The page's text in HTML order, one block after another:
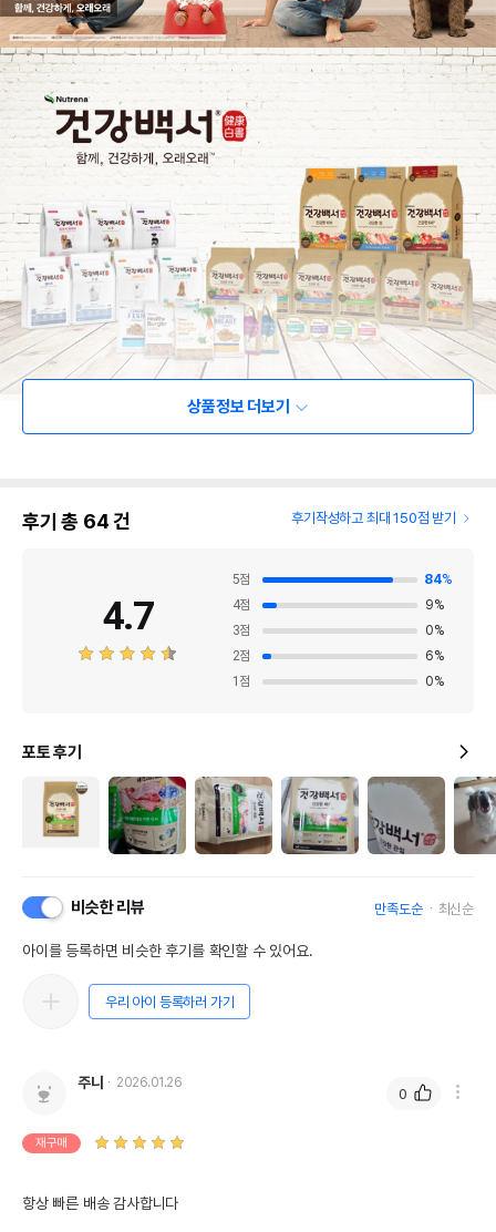
상품정보 더보기
후기 총 64건 후기작성하고 최대 150점 받기
4.7
5점 84%
4점 9%
3점 0%
2점 6%
1 점 0%
포토 후기
비슷한 리뷰 만족도순 최신순
아이를 등록하면 비슷한 후기를 확인할 수 있어요.
우리 아이 등록하러 가기
주니 2026.01.26
재구매
항상 빠른 배송 감사합니다
0